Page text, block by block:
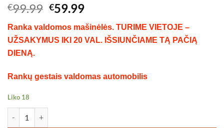
€99.99 Original
was:
€99.99.
€59.99Current
price
is:
€59.99.
Ranka valdomos mašinėlės. TURIME VIETOJE –
UŽSAKYMUS IKI 20 VAL. IŠSIUNČIAME TĄ PAČIĄ
DIENĄ.
Rankų gestais valdomas automobilis
Liko 18